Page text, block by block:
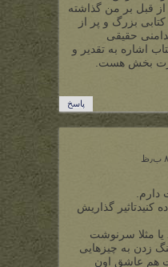
از قبل بر من گذاشته
بزرگ و پر از
حقیقی
اشاره به تقدیر و
مسرت بخش هست.
پاسخ
دارم.
کنیدتاثیر گذاریش
یا مثلا سرنوشت
زدن به چیزهایی
هم عاشق اون